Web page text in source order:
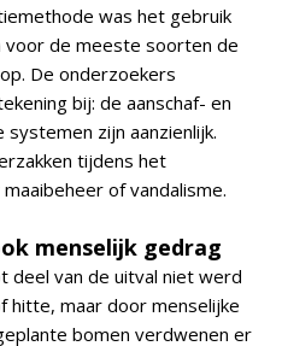
was het gebruik
voor de meeste soorten de
De onderzoekers
bij: de aanschaf- en
zijn aanzienlijk.
tijdens het
of vandalisme.
menselijk gedrag
deel van de uitval niet werd
maar door menselijke
bomen verdwenen er